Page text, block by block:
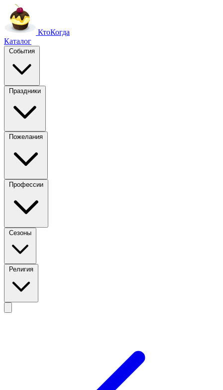
КтоКогда
Каталог
События
Праздники
Пожелания
Профессии
Сезоны
Религия